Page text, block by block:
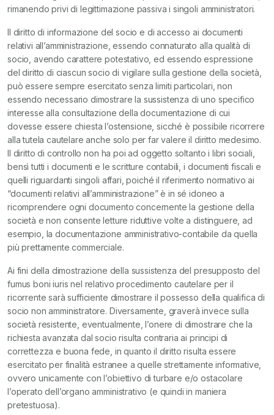
rimanendo privi di legittimazione passiva i singoli amministratori.
Il diritto di informazione del socio e di accesso ai documenti
relativi all’amministrazione, essendo connaturato alla qualità di
socio, avendo carattere potestativo, ed essendo espressione
del diritto di ciascun socio di vigilare sulla gestione della società,
può essere sempre esercitato senza limiti particolari, non
essendo necessario dimostrare la sussistenza di uno specifico
interesse alla consultazione della documentazione di cui
dovesse essere chiesta l’ostensione, sicché è possibile ricorrere
alla tutela cautelare anche solo per far valere il diritto medesimo.
Il diritto di controllo non ha poi ad oggetto soltanto i libri sociali,
bensì tutti i documenti e le scritture contabili, i documenti fiscali e
quelli riguardanti singoli affari, poiché il riferimento normativo ai
“documenti relativi all’amministrazione” è in sé idoneo a
ricomprendere ogni documento concernente la gestione della
società e non consente letture riduttive volte a distinguere, ad
esempio, la documentazione amministrativo-contabile da quella
più prettamente commerciale.
Ai fini della dimostrazione della sussistenza del presupposto del
fumus boni iuris nel relativo procedimento cautelare per il
ricorrente sarà sufficiente dimostrare il possesso della qualifica di
socio non amministratore. Diversamente, graverà invece sulla
società resistente, eventualmente, l’onere di dimostrare che la
richiesta avanzata dal socio risulta contraria ai principi di
correttezza e buona fede, in quanto il diritto risulta essere
esercitato per finalità estranee a quelle strettamente informative,
ovvero unicamente con l’obiettivo di turbare e/o ostacolare
l’operato dell’organo amministrativo (e quindi in maniera
pretestuosa).